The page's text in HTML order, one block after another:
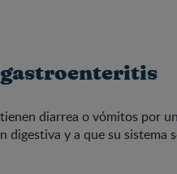
diarrea o vómitos por
digestiva y a que su sistema